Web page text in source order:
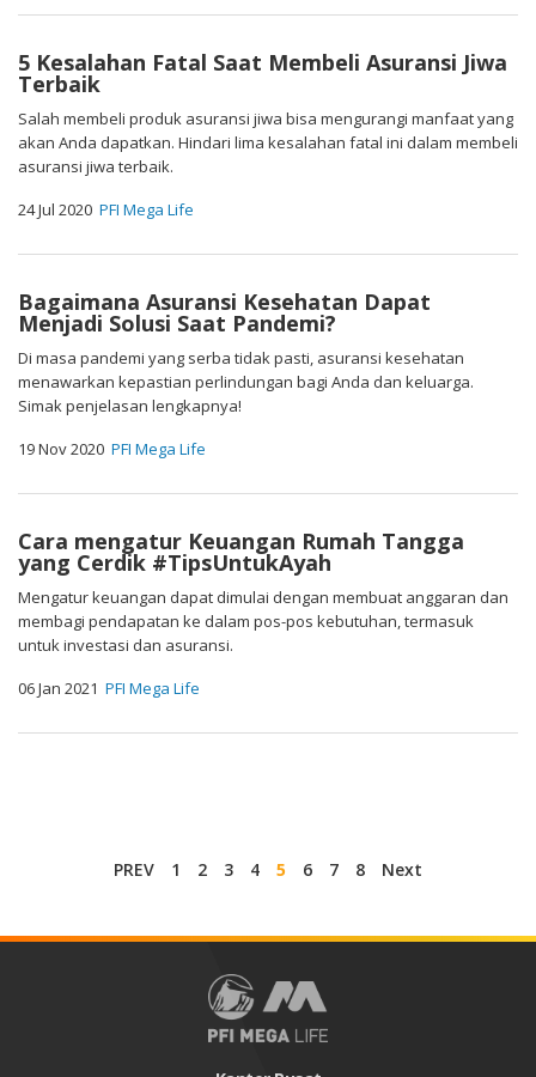
5 Kesalahan Fatal Saat Membeli Asuransi Jiwa
Terbaik
Salah membeli produk asuransi jiwa bisa mengurangi manfaat yang
akan Anda dapatkan. Hindari lima kesalahan fatal ini dalam membeli
asuransi jiwa terbaik.
24 Jul 2020 PFI Mega Life
Bagaimana Asuransi Kesehatan Dapat
Menjadi Solusi Saat Pandemi?
Di masa pandemi yang serba tidak pasti, asuransi kesehatan
menawarkan kepastian perlindungan bagi Anda dan keluarga.
Simak penjelasan lengkapnya!
19 Nov 2020 PFI Mega Life
Cara mengatur Keuangan Rumah Tangga
yang Cerdik #TipsUntukAyah
Mengatur keuangan dapat dimulai dengan membuat anggaran dan
membagi pendapatan ke dalam pos-pos kebutuhan, termasuk
untuk investasi dan asuransi.
06 Jan 2021 PFI Mega Life
PREV 1 2 3 4 5 6 7 8 Next